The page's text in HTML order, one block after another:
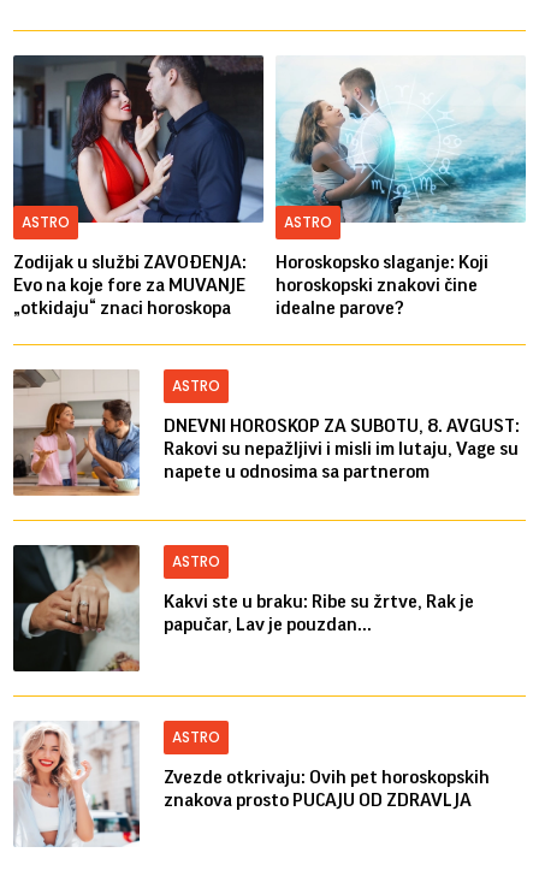
ASTRO
Zodijak u službi ZAVOĐENJA:
Evo na koje fore za MUVANJE
„otkidaju“ znaci horoskopa
ASTRO
Horoskopsko slaganje: Koji
horoskopski znakovi čine
idealne parove?
ASTRO
DNEVNI HOROSKOP ZA SUBOTU, 8. AVGUST:
Rakovi su nepažljivi i misli im lutaju, Vage su
napete u odnosima sa partnerom
ASTRO
Kakvi ste u braku: Ribe su žrtve, Rak je
papučar, Lav je pouzdan...
ASTRO
Zvezde otkrivaju: Ovih pet horoskopskih
znakova prosto PUCAJU OD ZDRAVLJA